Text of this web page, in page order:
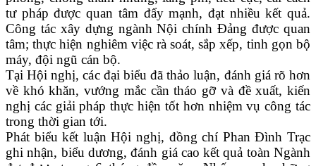
tư pháp được quan tâm đẩy mạnh, đạt nhiều kết quả.
Công tác xây dựng ngành Nội chính Đảng được quan
tâm; thực hiện nghiêm việc rà soát, sắp xếp, tinh gọn bộ
máy, đội ngũ cán bộ.
Tại Hội nghị, các đại biểu đã thảo luận, đánh giá rõ hơn
về khó khăn, vướng mắc cần tháo gỡ và đề xuất, kiến
nghị các giải pháp thực hiện tốt hơn nhiệm vụ công tác
trong thời gian tới.
Phát biểu kết luận Hội nghị, đồng chí Phan Đình Trạc
ghi nhận, biểu dương, đánh giá cao kết quả toàn Ngành